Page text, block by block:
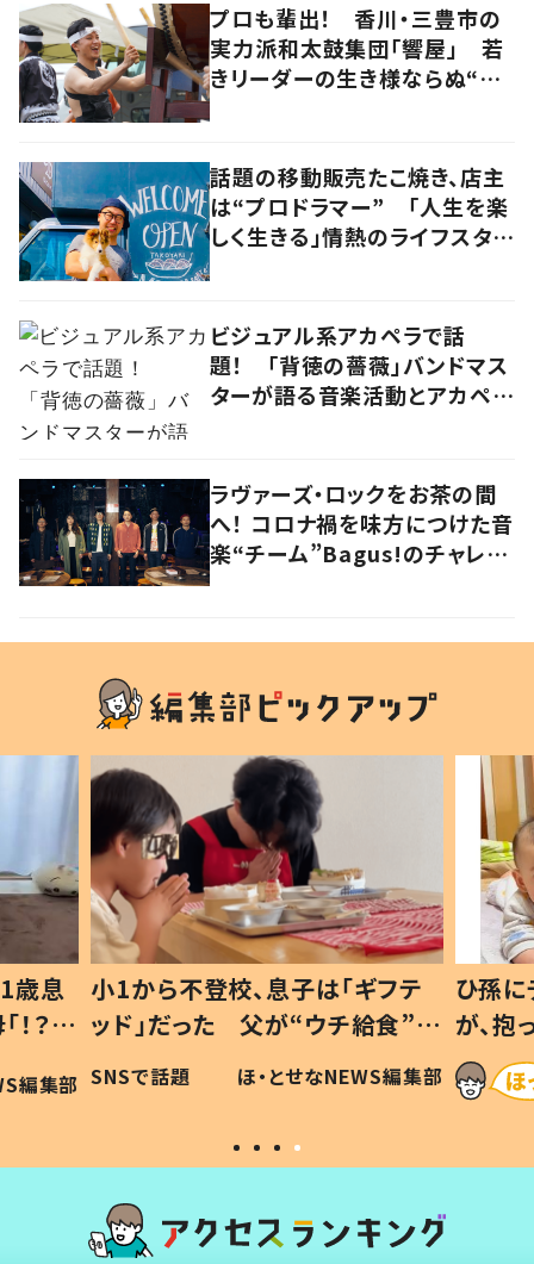
プロも輩出！ 香川・三豊市の
実力派和太鼓集団「響屋」 若
きリーダーの生き様ならぬ“打
話題の移動販売たこ焼き、店主
は“プロドラマー” 「人生を楽
しく生きる」情熱のライフスタイ
ビジュアル系アカペラで話
題！ 「背徳の薔薇」バンドマス
ターが語る音楽活動とアカペラ
ラヴァーズ・ロックをお茶の間
へ！ コロナ禍を味方につけた音
楽“チーム”Bagus!のチャレン
歳息
？」
編集部
小1から不登校、息子は「ギフテ
ッド」だった 父が“ウチ給食”を
作り続ける理由とは #令和の親
#令和の子
SNSで話題 ほ・とせなNEWS編集部
ひ孫
が、
「涙が
い」